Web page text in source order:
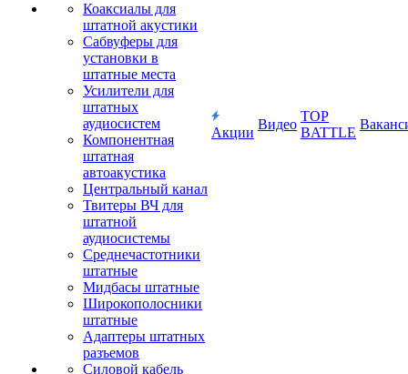
Коаксиалы для
штатной акустики
Сабвуферы для
установки в
штатные места
Усилители для
штатных
аудиосистем
Компонентная
штатная
автоакустика
Центральный канал
Твитеры ВЧ для
штатной
аудиосистемы
Среднечастотники
штатные
Мидбасы штатные
Широкополосники
штатные
Адаптеры штатных
разъемов
Силовой кабель
Акции
Видео
TOP
BATTLE